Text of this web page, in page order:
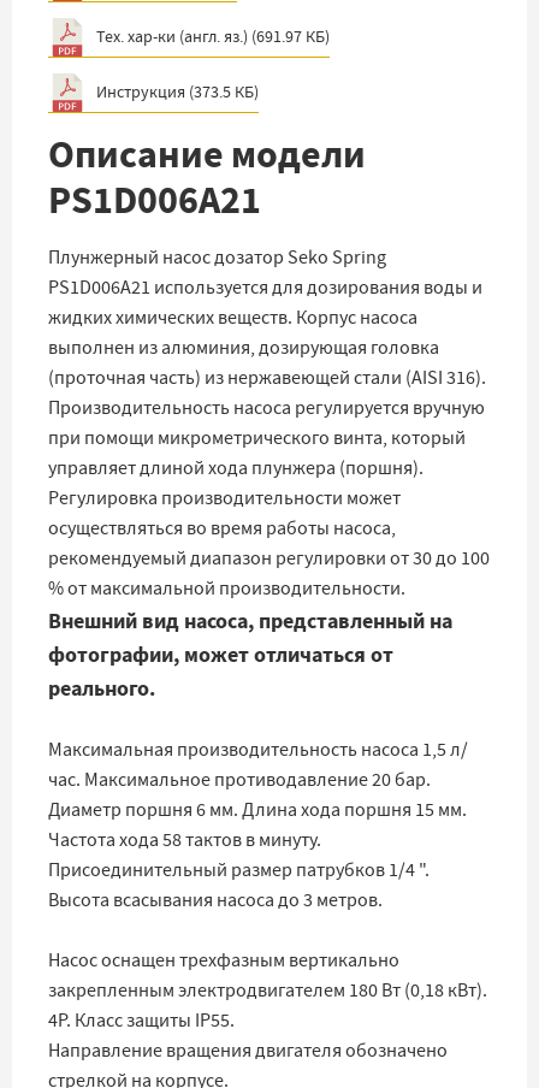
Тех. хар-ки (англ. яз.) (691.97 КБ)
Инструкция (373.5 КБ)
Описание модели
PS1D006A21
Плунжерный насос дозатор Seko Spring
PS1D006A21 используется для дозирования воды и
жидких химических веществ. Корпус насоса
выполнен из алюминия, дозирующая головка
(проточная часть) из нержавеющей стали (AISI 316).
Производительность насоса регулируется вручную
при помощи микрометрического винта, который
управляет длиной хода плунжера (поршня).
Регулировка производительности может
осуществляться во время работы насоса,
рекомендуемый диапазон регулировки от 30 до 100
% от максимальной производительности.
Внешний вид насоса, представленный на
фотографии, может отличаться от
реального.
Максимальная производительность насоса 1,5 л/
час. Максимальное противодавление 20 бар.
Диаметр поршня 6 мм. Длина хода поршня 15 мм.
Частота хода 58 тактов в минуту.
Присоединительный размер патрубков 1/4 ".
Высота всасывания насоса до 3 метров.
Насос оснащен трехфазным вертикально
закрепленным электродвигателем 180 Вт (0,18 кВт).
4Р. Класс защиты IP55.
Направление вращения двигателя обозначено
стрелкой на корпусе.